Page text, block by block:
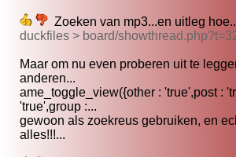
Zoeken van mp3...en uitleg
duckfiles > board/
Maar om nu even proberen uit te
anderen...
ame_toggle_view({other : 'true',post :
'true',group :...
gewoon als zoekreus gebruiken, en
alles!!!...